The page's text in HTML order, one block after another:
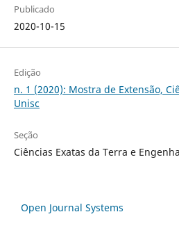
Publicado
2020-10-15
Edição
n. 1 (2020): Mostra de Extensão,
Unisc
Seção
Ciências Exatas da Terra e
Open Journal Systems